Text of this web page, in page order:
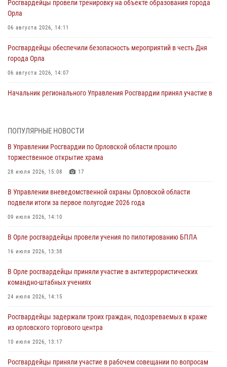
Росгвардейцы провели тренировку на объекте образования города
Орла
06 августа 2026, 14:11
Росгвардейцы обеспечили безопасность мероприятий в честь Дня
города Орла
06 августа 2026, 14:07
Начальник регионального Управления Росгвардии принял участие в
первое полугодие
05 августа 2026, 13:12
совершении противоправных действий
04 августа 2026, 14:21
04 августа 2026, 14:06
предоставлении госуслуг
03 августа 2026, 14:30
ПОПУЛЯРНЫЕ НОВОСТИ
В Управлении Росгвардии по Орловской области прошло
торжественное открытие храма
28 июля 2026, 15:08 17
В Управлении вневедомственной охраны Орловской области
подвели итоги за первое полугодие 2026 года
09 июля 2026, 14:10
В Орле росгвардейцы провели учения по пилотированию БПЛА
16 июля 2026, 13:38
В Орле росгвардейцы приняли участие в антитеррористических
командно-штабных учениях
24 июля 2026, 14:15
Росгвардейцы задержали троих граждан, подозреваемых в краже
из орловского торгового центра
10 июля 2026, 13:17
Росгвардейцы приняли участие в рабочем совещании по вопросам